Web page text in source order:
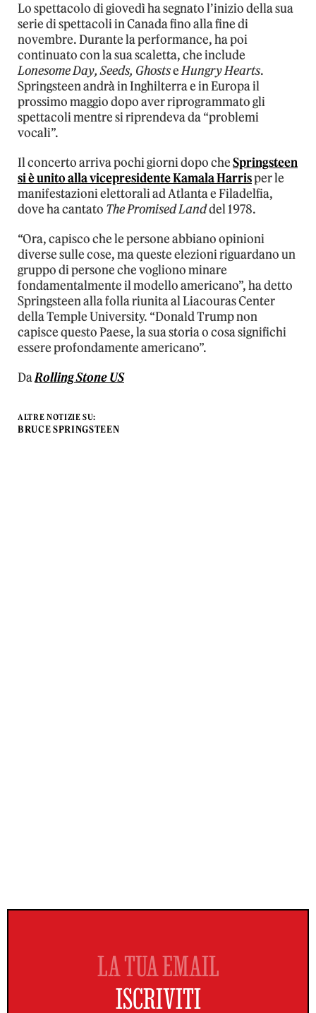
Lo spettacolo di giovedì ha segnato l’inizio della sua
serie di spettacoli in Canada fino alla fine di
novembre. Durante la performance, ha poi
continuato con la sua scaletta, che include
Lonesome Day, Seeds, GhostseHungry Hearts.
Springsteen andrà in Inghilterra e in Europa il
prossimo maggio dopo aver riprogrammato gli
spettacoli mentre si riprendeva da “problemi
vocali”.
Il concerto arriva pochi giorni dopo cheSpringsteen
si è unito alla vicepresidente Kamala Harrisper le
manifestazioni elettorali ad Atlanta e Filadelfia,
dove ha cantato The Promised Landdel 1978.
“Ora, capisco che le persone abbiano opinioni
diverse sulle cose, ma queste elezioni riguardano un
gruppo di persone che vogliono minare
fondamentalmente il modello americano”, ha detto
Springsteen alla folla riunita al Liacouras Center
della Temple University. “Donald Trump non
capisce questo Paese, la sua storia o cosa significhi
essere profondamente americano”.
DaRolling Stone US
ALTRE NOTIZIE SU:
BRUCE SPRINGSTEEN